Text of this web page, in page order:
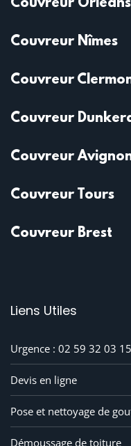
Couvreur Orléans
Couvreur Nîmes
Couvreur
Couvreur
Couvreur
Couvreur Tours
Couvreur Brest
Liens Utiles
Urgence : 02 59 32 03 15
Devis en ligne
Pose et nettoyage de
Démoussage de toiture